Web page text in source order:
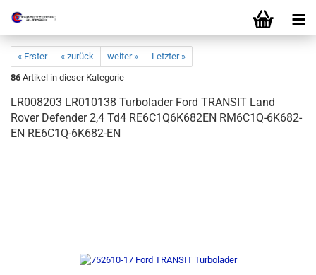
« Erster « zurück weiter »
Letzter »
86 Artikel in dieser Kategorie
LR008203 LR010138 Turbolader Ford TRANSIT Land
Rover Defender 2,4 Td4 RE6C1Q6K682EN RM6C1Q-6K682-
EN RE6C1Q-6K682-EN